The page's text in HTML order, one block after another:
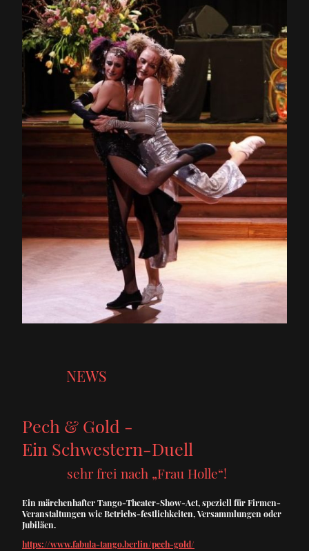
NEWS
Pech & Gold -
Ein Schwestern-Duell
sehr frei nach „Frau Holle“!
Ein märchenhafter Tango-Theater-Show-Act, speziell für Firmen-
Veranstaltungen wie Betriebs-festlichkeiten, Versammlungen oder
Jubiläen.
https://www.fabula-tango.berlin/pech-gold/